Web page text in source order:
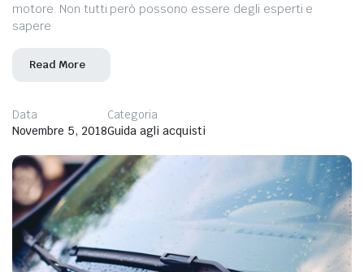
motore. Non tutti però possono essere degli esperti e
sapere
Read More
Data
Novembre 5, 2018
Categoria
Guida agli acquisti